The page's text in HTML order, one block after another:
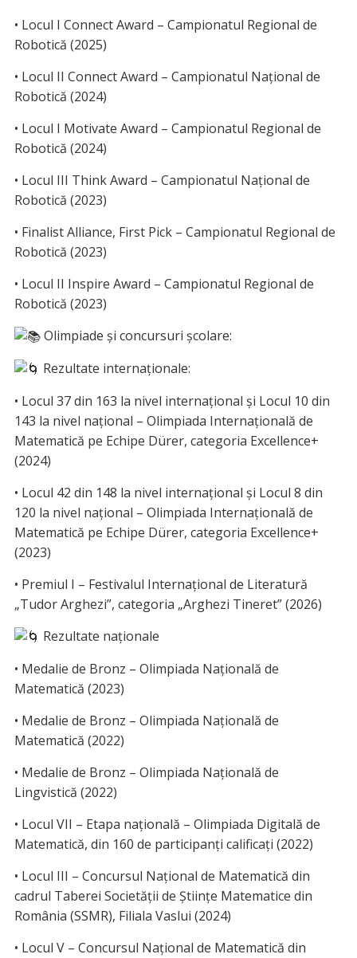
• Locul I Connect Award – Campionatul Regional de
Robotică (2025)
• Locul II Connect Award – Campionatul Național de
Robotică (2024)
• Locul I Motivate Award – Campionatul Regional de
Robotică (2024)
• Locul III Think Award – Campionatul Național de
Robotică (2023)
• Finalist Alliance, First Pick – Campionatul Regional de
Robotică (2023)
• Locul II Inspire Award – Campionatul Regional de
Robotică (2023)
Olimpiade și concursuri școlare:
Rezultate internaționale:
• Locul 37 din 163 la nivel internațional și Locul 10 din
143 la nivel național – Olimpiada Internațională de
Matematică pe Echipe Dürer, categoria Excellence+
(2024)
• Locul 42 din 148 la nivel internațional și Locul 8 din
120 la nivel național – Olimpiada Internațională de
Matematică pe Echipe Dürer, categoria Excellence+
(2023)
• Premiul I – Festivalul Internațional de Literatură
„Tudor Arghezi”, categoria „Arghezi Tineret” (2026)
Rezultate naționale
• Medalie de Bronz – Olimpiada Națională de
Matematică (2023)
• Medalie de Bronz – Olimpiada Națională de
Matematică (2022)
• Medalie de Bronz – Olimpiada Națională de
Lingvistică (2022)
• Locul VII – Etapa națională – Olimpiada Digitală de
Matematică, din 160 de participanți calificați (2022)
• Locul III – Concursul Național de Matematică din
cadrul Taberei Societății de Științe Matematice din
România (SSMR), Filiala Vaslui (2024)
• Locul V – Concursul Național de Matematică din